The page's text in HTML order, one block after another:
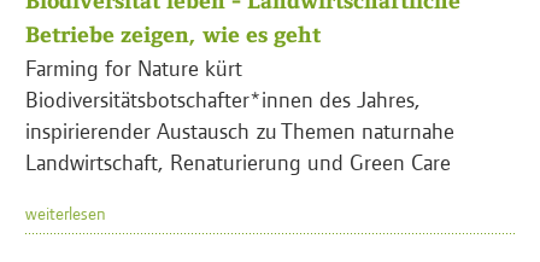
Betriebe zeigen, wie es geht
Farming for Nature kürt
Biodiversitätsbotschafter*innen des Jahres,
inspirierender Austausch zu Themen naturnahe
Landwirtschaft, Renaturierung und Green Care
weiterlesen